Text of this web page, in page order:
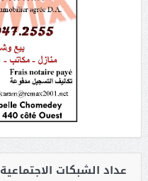
عداد الشبكات الاجتماعية